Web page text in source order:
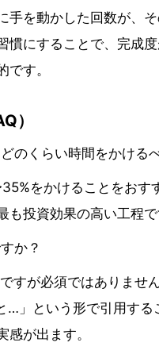
手を動かした回数が、
慣にすることで、完成
です。
）
のくらい時間をかける
をかけることをお
も投資効果の高い工程
すか？
すが必須ではありませ
」という形で引用する
感が出ます。